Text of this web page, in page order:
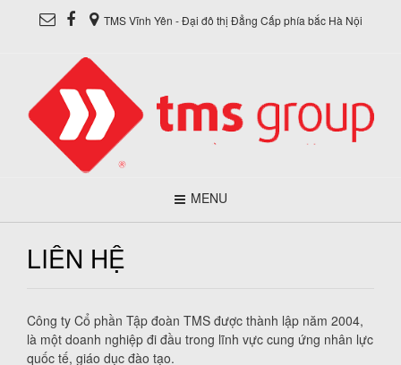
TMS Vĩnh Yên - Đại đô thị Đẳng Cấp phía bắc Hà Nội
MENU
LIÊN HỆ
Công ty Cổ phần Tập đoàn TMS được thành lập năm 2004,
là một doanh nghiệp đi đầu trong lĩnh vực cung ứng nhân lực
quốc tế, giáo dục đào tạo.